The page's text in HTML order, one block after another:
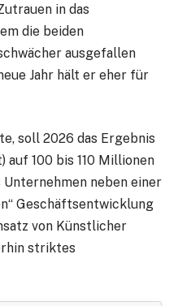
in das
die beiden
ausgefallen
Jahr hält er eher für
soll 2026 das Ergebnis
auf 100 bis 110 Millionen
Unternehmen neben einer
Geschäftsentwicklung
von Künstlicher
striktes